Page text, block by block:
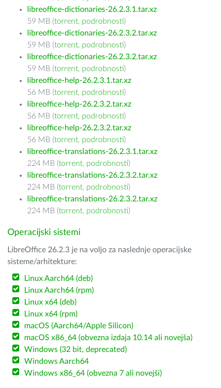
libreoffice-dictionaries-26.2.3.1.tar.xz
59 MB (torrent, podrobnosti)
libreoffice-dictionaries-26.2.3.2.tar.xz
59 MB (torrent, podrobnosti)
libreoffice-dictionaries-26.2.3.2.tar.xz
59 MB (torrent, podrobnosti)
libreoffice-help-26.2.3.1.tar.xz
56 MB (torrent, podrobnosti)
libreoffice-help-26.2.3.2.tar.xz
56 MB (torrent, podrobnosti)
libreoffice-help-26.2.3.2.tar.xz
56 MB (torrent, podrobnosti)
libreoffice-translations-26.2.3.1.tar.xz
224 MB (torrent, podrobnosti)
libreoffice-translations-26.2.3.2.tar.xz
224 MB (torrent, podrobnosti)
libreoffice-translations-26.2.3.2.tar.xz
224 MB (torrent, podrobnosti)
Operacijski sistemi
LibreOffice 26.2.3 je na voljo za naslednje operacijske
sisteme/arhitekture:
Linux Aarch64 (deb)
Linux Aarch64 (rpm)
Linux x64 (deb)
Linux x64 (rpm)
macOS (Aarch64/Apple Silicon)
macOS x86_64 (obvezna izdaja 10.14 ali novejša)
Windows (32 bit, deprecated)
Windows Aarch64
Windows x86_64 (obvezna 7 ali novejši)